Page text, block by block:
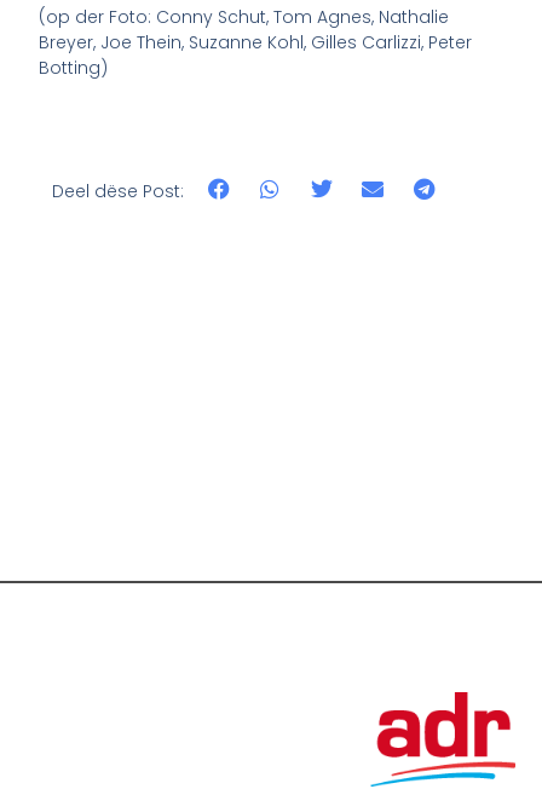
(op der Foto: Conny Schut, Tom Agnes, Nathalie
Breyer, Joe Thein, Suzanne Kohl, Gilles Carlizzi, Peter
Botting)
Deel dëse Post: